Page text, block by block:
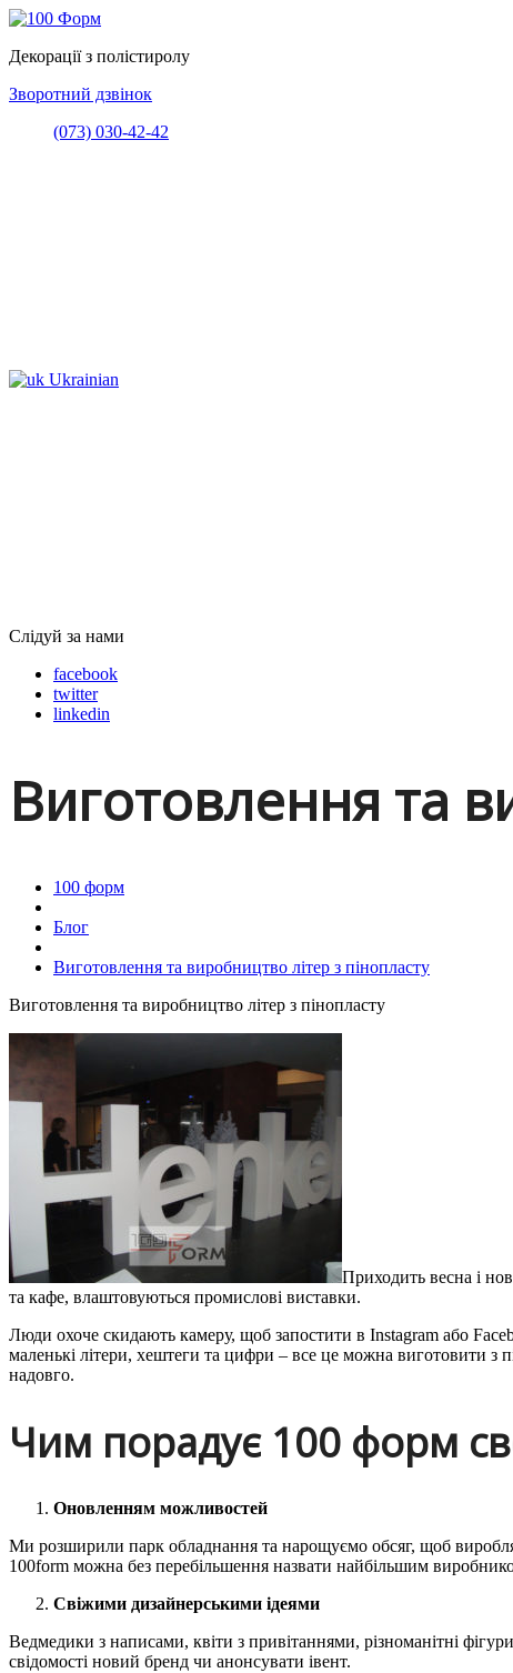
Декорації з полістиролу
Зворотний дзвінок
(073) 030-42-42
Ukrainian
Слідуй за нами
facebook
twitter
linkedin
Виготовлення та
100 форм
Блог
Виготовлення та виробництво літер з пінопласту
Виготовлення та виробництво літер з пінопласту
Приходить весна і
та кафе, влаштовуються промислові виставки.
Люди охоче скидають камеру, щоб запостити в Instagram або
маленькі літери, хештеги та цифри – все це можна виготовити з
надовго.
Чим порадує 100 форм
Оновленням можливостей
Ми розширили парк обладнання та нарощуємо обсяг, щоб
100form можна без перебільшення назвати найбільшим
Свіжими дизайнерськими ідеями
Ведмедики з написами, квіти з привітаннями, різноманітні
свідомості новий бренд чи анонсувати івент.